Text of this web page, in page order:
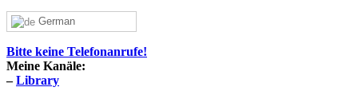
German
Bitte keine Telefonanrufe!
Meine Kanäle:
–Library